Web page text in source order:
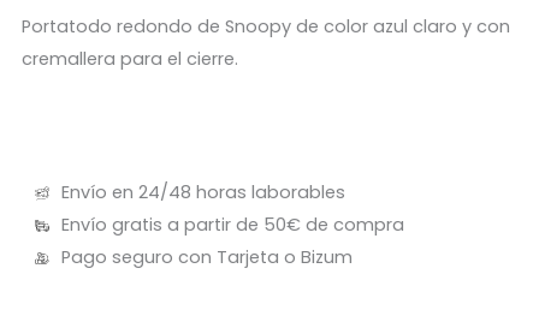
Portatodo redondo de Snoopy de color azul claro y con
cremallera para el cierre.
Envío en 24/48 horas laborables
Envío gratis a partir de 50€ de compra
Pago seguro con Tarjeta o Bizum